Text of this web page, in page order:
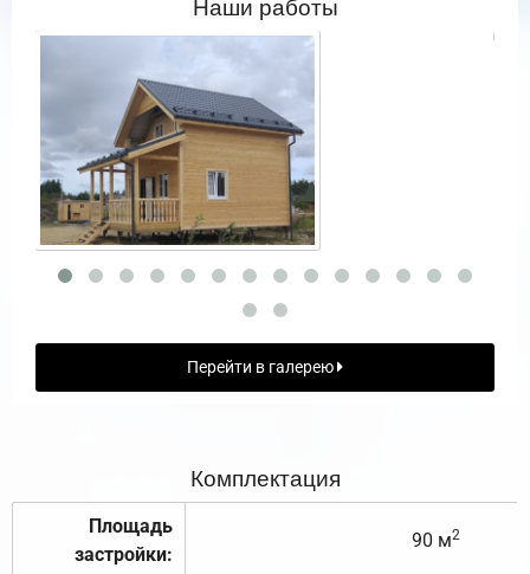
Перейти в галерею
Комплектация
Площадь
застройки:
90 м2